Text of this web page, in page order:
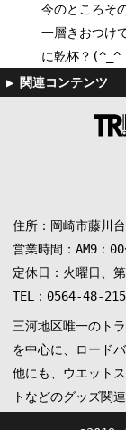
今のところそ
一層きおつけ
に乾杯？(^_^
住所：岡崎市藤川
営業時間：AM9：
定休日：火曜日、
TEL：0564-48-
三河地区唯一のト
を中心に、ロード
他にも、ウエット
トなどのグッズ関